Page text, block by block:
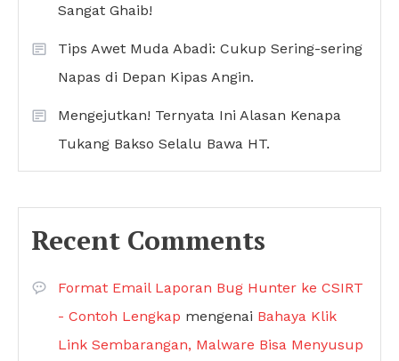
Sangat Ghaib!
Tips Awet Muda Abadi: Cukup Sering-sering
Napas di Depan Kipas Angin.
Mengejutkan! Ternyata Ini Alasan Kenapa
Tukang Bakso Selalu Bawa HT.
Recent Comments
Format Email Laporan Bug Hunter ke CSIRT
- Contoh Lengkap mengenai Bahaya Klik
Link Sembarangan, Malware Bisa Menyusup